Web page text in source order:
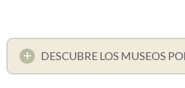
DESCUBRE LOS MUSEOS